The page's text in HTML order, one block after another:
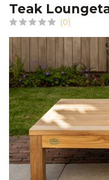
Teak
(0)